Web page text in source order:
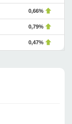
0,66%
0,79%
0,47%